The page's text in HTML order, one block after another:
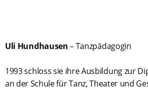
Uli Hundhausen– Tanzpädagogin
1993 schloss sie ihre Ausbildung zur
an der Schule für Tanz, Theater und